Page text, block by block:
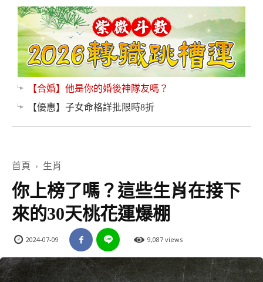
【合婚】他是你的婚後神隊友嗎？
【優惠】子女命格詳批限時8折